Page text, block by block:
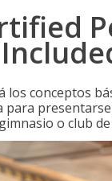
los conceptos
o club